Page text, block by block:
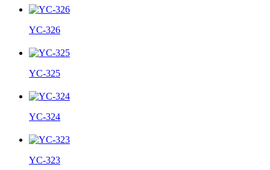
YC-326
YC-325
YC-324
YC-323